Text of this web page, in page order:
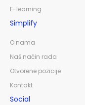
E-learning
Simplify
O nama
Naš način rada
Otvorene pozicije
Kontakt
Social